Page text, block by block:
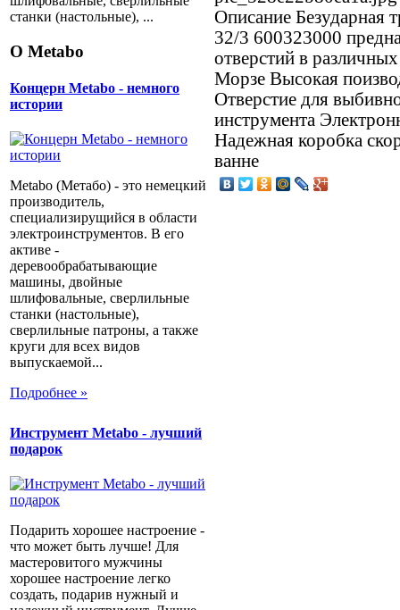
станки (настольные), ...
О Metabo
Концерн Metabo - немного
истории
Metabo (Метабо) - это немецкий
производитель,
специализирущийся в области
электроинструментов. В его
активе -
деревообрабатывающие
машины, двойные
шлифовальные, сверлильные
станки (настольные),
сверлильные патроны, а также
круги для всех видов
выпускаемой...
Подробнее »
Инструмент Metabo - лучший
подарок
Подарить хорошее настроение -
что может быть лучше! Для
мастеровитого мужчины
хорошее настроение легко
создать, подарив нужный и
Описание Безударная
32/3 600323000
отверстий в
Морзе Высокая
Отверстие для
инструмента
Надежная коробка
ванне